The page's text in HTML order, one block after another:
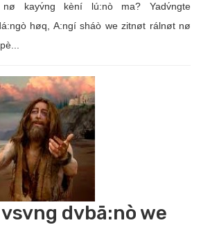
nø kayv́ng kèní lú:nò ma? Yadv́ngte
høq, A:ngí sháò we zitnøt rálnøt nø
dvbā:nò we